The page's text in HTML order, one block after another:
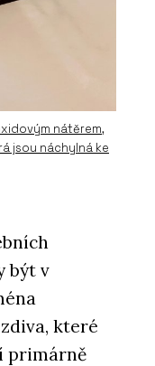
nátěrem,
jsou náchylná ke
být v
které
primárně